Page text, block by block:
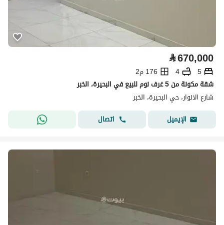
⃁670,000
5
4
176 م2
شقة مكونة من 5 غرف نوم للبيع في البحيرة، الخبر
شارع الانوار، حي البحيرة، الخبر
الإيميل
اتصال